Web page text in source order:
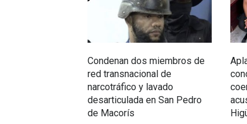
Condenan dos miembros de
red transnacional de
narcotráfico y lavado
desarticulada en San Pedro
de Macorís